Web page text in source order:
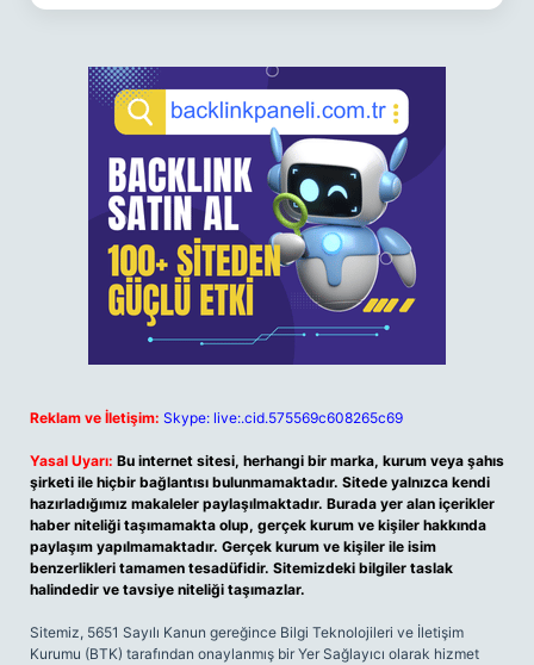
Reklam ve İletişim: Skype: live:.cid.575569c608265c69
Yasal Uyarı: Bu internet sitesi, herhangi bir marka, kurum veya şahıs
şirketi ile hiçbir bağlantısı bulunmamaktadır. Sitede yalnızca kendi
hazırladığımız makaleler paylaşılmaktadır. Burada yer alan içerikler
haber niteliği taşımamakta olup, gerçek kurum ve kişiler hakkında
paylaşım yapılmamaktadır. Gerçek kurum ve kişiler ile isim
benzerlikleri tamamen tesadüfidir. Sitemizdeki bilgiler taslak
halindedir ve tavsiye niteliği taşımazlar.
Sitemiz, 5651 Sayılı Kanun gereğince Bilgi Teknolojileri ve İletişim
Kurumu (BTK) tarafından onaylanmış bir Yer Sağlayıcı olarak hizmet